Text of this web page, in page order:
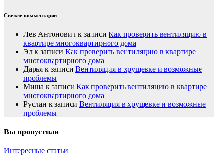
Свежие комментарии
Лев Антонович к записи Как проверить вентиляцию в
квартире многоквартирного дома
Эл к записи Как проверить вентиляцию в квартире
многоквартирного дома
Дарья к записи Вентиляция в хрущевке и возможные
проблемы
Миша к записи Как проверить вентиляцию в квартире
многоквартирного дома
Руслан к записи Вентиляция в хрущевке и возможные
проблемы
Вы пропустили
Интересные статьи